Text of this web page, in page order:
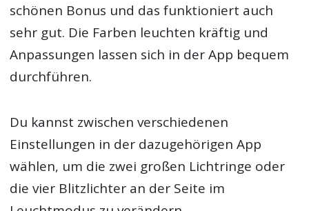
schönen Bonus und das funktioniert auch
sehr gut. Die Farben leuchten kräftig und
Anpassungen lassen sich in der App bequem
durchführen.
Du kannst zwischen verschiedenen
Einstellungen in der dazugehörigen App
wählen, um die zwei großen Lichtringe oder
die vier Blitzlichter an der Seite im